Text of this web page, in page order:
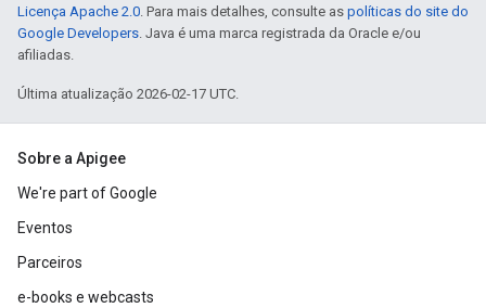
Licença Apache 2.0. Para mais detalhes, consulte as políticas do site do
Google Developers. Java é uma marca registrada da Oracle e/ou
afiliadas.
Última atualização 2026-02-17 UTC.
Sobre a Apigee
We're part of Google
Eventos
Parceiros
e-books e webcasts